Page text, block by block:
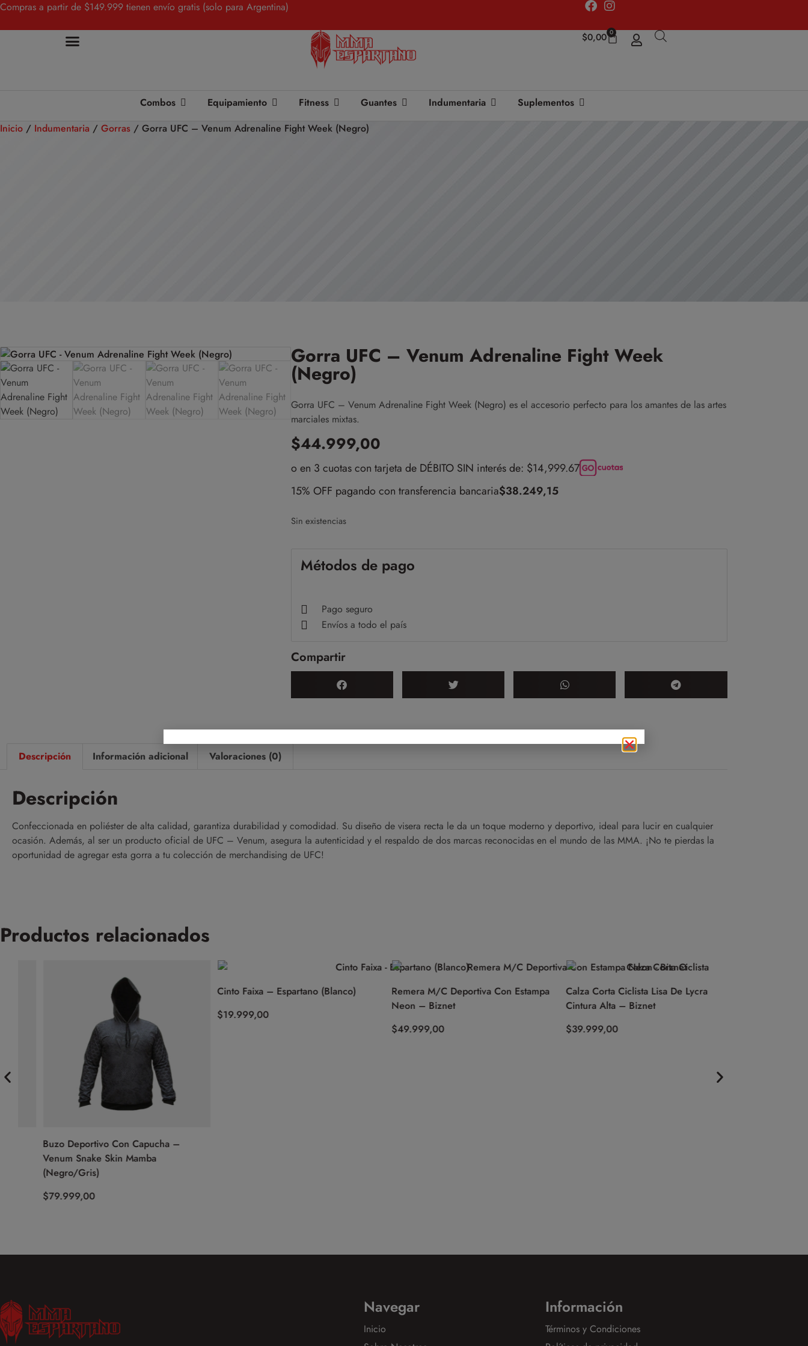
Compras a partir de $149.999 tienen envío gratis (solo para Argentina)
$0,00 0
Combos Equipamiento Fitness Guantes Indumentaria
Suplementos
Inicio / Indumentaria / Gorras / Gorra UFC – Venum Adrenaline Fight Week (Negro)
Gorra UFC – Venum Adrenaline Fight Week
(Negro)
Gorra UFC – Venum Adrenaline Fight Week (Negro) es el accesorio perfecto para los amantes de las artes
marciales mixtas.
$44.999,00
o en 3 cuotas con tarjeta de DÉBITO SIN interés de: $14,999.67
15% OFF pagando con transferencia bancaria$38.249,15
Sin existencias
Métodos de pago
Pago seguro
Envíos a todo el país
Compartir
Descripción Información adicional Valoraciones (0)
Descripción
Confeccionada en poliéster de alta calidad, garantiza durabilidad y comodidad. Su diseño de visera recta le da un toque moderno y deportivo, ideal para lucir en cualquier
ocasión. Además, al ser un producto oficial de UFC – Venum, asegura la autenticidad y el respaldo de dos marcas reconocidas en el mundo de las MMA. ¡No te pierdas la
oportunidad de agregar esta gorra a tu colección de merchandising de UFC!
Productos relacionados
Buzo Deportivo Con Capucha –
Venum Snake Skin Mamba
(Negro/Gris)
79.999,00
Cinto Faixa – Espartano (Blanco)
19.999,00
Remera M/C Deportiva Con Estampa
Neon – Biznet
49.999,00
Calza Corta Ciclista Lisa De Lycra Con
Cintura Alta – Biznet
39.999,00
Navegar
Inicio
Información
Términos y Condiciones